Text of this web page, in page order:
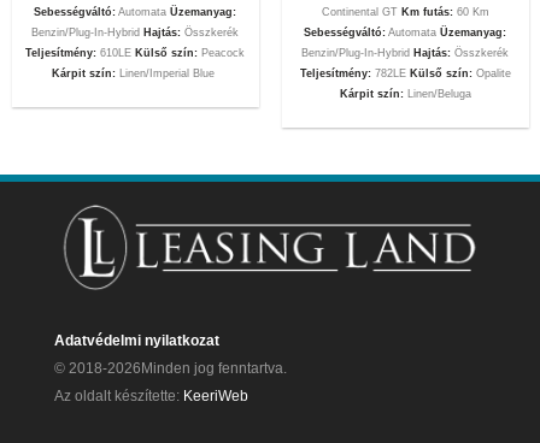
Sebességváltó:Automata Üzemanyag:
Benzin/Plug-In-Hybrid Hajtás:Összkerék
Teljesítmény:610LE Külső szín: Peacock
Kárpit szín:Linen/Imperial Blue
Continental GT Km futás: 60 Km
Sebességváltó: AutomataÜzemanyag:
Benzin/Plug-In-Hybrid Hajtás: Összkerék
Teljesítmény:782LE Külső szín: Opalite
Kárpit szín:Linen/Beluga
Adatvédelmi nyilatkozat
© 2018-2026Minden jog fenntartva.
Az oldalt készítette: KeeriWeb